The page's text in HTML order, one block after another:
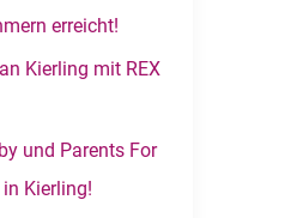
erreicht!
Kierling mit REX
und Parents For
Kierling!